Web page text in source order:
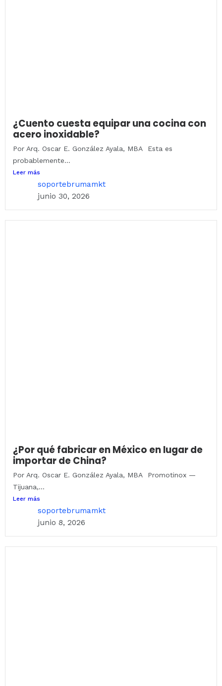
¿Cuento cuesta equipar una cocina con
acero inoxidable?
Por Arq. Oscar E. González Ayala, MBA Esta es
probablemente...
Leer más
soportebrumamkt
junio 30, 2026
¿Por qué fabricar en México en lugar de
importar de China?
Por Arq. Oscar E. González Ayala, MBA Promotinox —
Tijuana,...
Leer más
soportebrumamkt
junio 8, 2026